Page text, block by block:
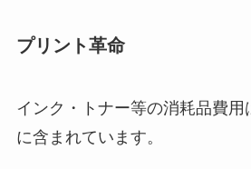
プリント革命
インク・トナー等の消耗品費用
に含まれています。